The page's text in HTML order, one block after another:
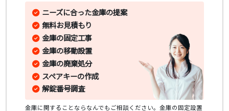
ニーズに合った金庫の提案
無料お見積もり
金庫の固定工事
金庫の移動設置
金庫の廃棄処分
スペアキーの作成
解錠番号調査
金庫に関することならなんでもご相談ください。金庫の固定設置